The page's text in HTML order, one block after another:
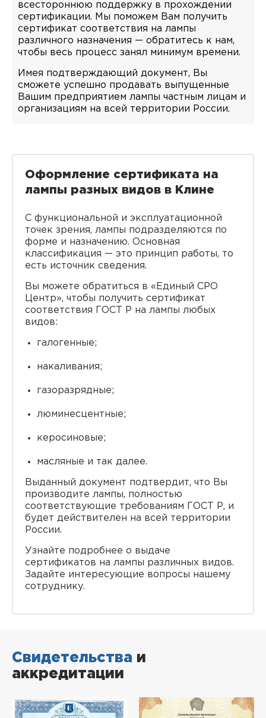
всестороннюю поддержку в прохождении
сертификации. Мы поможем Вам получить
сертификат соответствия на лампы
различного назначения — обратитесь к нам,
чтобы весь процесс занял минимум времени.
Имея подтверждающий документ, Вы
сможете успешно продавать выпущенные
Вашим предприятием лампы частным лицам и
организациям на всей территории России.
Оформление сертификата на
лампы разных видов в Клине
С функциональной и эксплуатационной
точек зрения, лампы подразделяются по
форме и назначению. Основная
классификация — это принцип работы, то
есть источник сведения.
Вы можете обратиться в «Единый СРО
Центр», чтобы получить сертификат
соответствия ГОСТ Р на лампы любых
видов:
галогенные;
накаливания;
газоразрядные;
люминесцентные;
керосиновые;
масляные и так далее.
Выданный документ подтвердит, что Вы
производите лампы, полностью
соответствующие требованиям ГОСТ Р, и
будет действителен на всей территории
России.
Узнайте подробнее о выдаче
сертификатов на лампы различных видов.
Задайте интересующие вопросы нашему
сотруднику.
Свидетельства и
аккредитации